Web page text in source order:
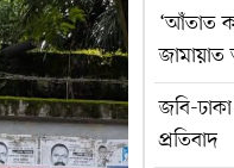
‘আঁতাত
জবি-
প্রতিবাদ